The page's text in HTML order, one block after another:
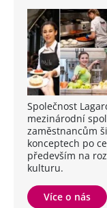
Společnost
mezinárodní
zaměstnancům
konceptech po
především na
kulturu.
Více o nás